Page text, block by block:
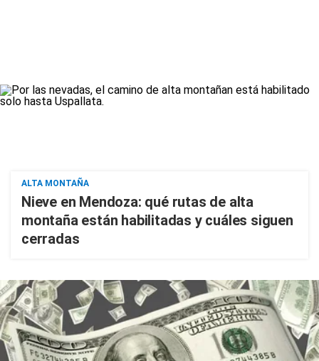
ALTA MONTAÑA
Nieve en Mendoza: qué rutas de alta
montaña están habilitadas y cuáles siguen
cerradas